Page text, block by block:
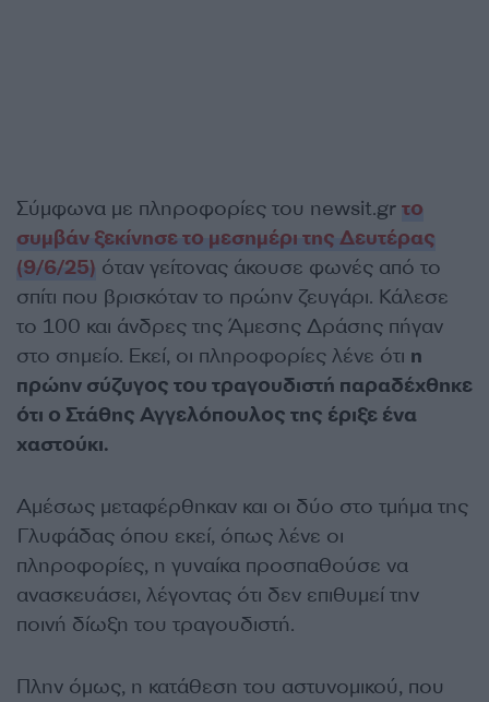
Σύμφωνα με πληροφορίες του newsit.gr το
συμβάν ξεκίνησε το μεσημέρι της Δευτέρας
(9/6/25) όταν γείτονας άκουσε φωνές από το
σπίτι που βρισκόταν το πρώην ζευγάρι. Κάλεσε
το 100 και άνδρες της Άμεσης Δράσης πήγαν
στο σημείο. Εκεί, οι πληροφορίες λένε ότι η
πρώην σύζυγος του τραγουδιστή παραδέχθηκε
ότι ο Στάθης Αγγελόπουλος της έριξε ένα
χαστούκι.
Αμέσως μεταφέρθηκαν και οι δύο στο τμήμα της
Γλυφάδας όπου εκεί, όπως λένε οι
πληροφορίες, η γυναίκα προσπαθούσε να
ανασκευάσει, λέγοντας ότι δεν επιθυμεί την
ποινή δίωξη του τραγουδιστή.
Πλην όμως, η κατάθεση του αστυνομικού, που